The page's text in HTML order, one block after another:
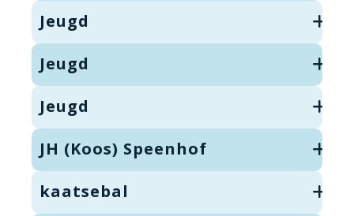
Jeugd
Jeugd
Jeugd
JH (Koos) Speenhof
kaatsebal